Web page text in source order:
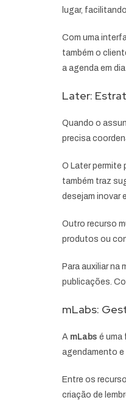
lugar,
Com uma
também o
a agenda em
Later:
Quando o
precisa
O Later
também traz
desejam inovar
Outro recurso
produtos ou
Para auxiliar
publicações.
mLabs:
A mLabs é uma
agendamento
Entre os
criação de